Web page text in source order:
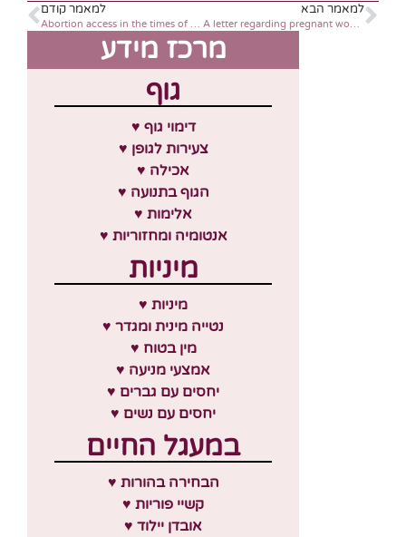
למאמר קודם
Abortion access in the times of Coronavirus
למאמר הבא
A letter regarding pregnant woman and those giving birth in the shadow of the coronavirus pandemic
מרכז מידע
גוף
♥ דימוי גוף
♥ צעירות לגופן
♥ אכילה
♥ הגוף בתנועה
♥ אלימות
♥ אנטומיה ומחזוריות
מיניות
♥ מיניות
♥ נטייה מינית ומגדר
♥ מין בטוח
♥ אמצעי מניעה
♥ יחסים עם גברים
♥ יחסים עם נשים
במעגל החיים
♥ הבחירה בהורות
♥ קשיי פוריות
♥ אובדן יילוד